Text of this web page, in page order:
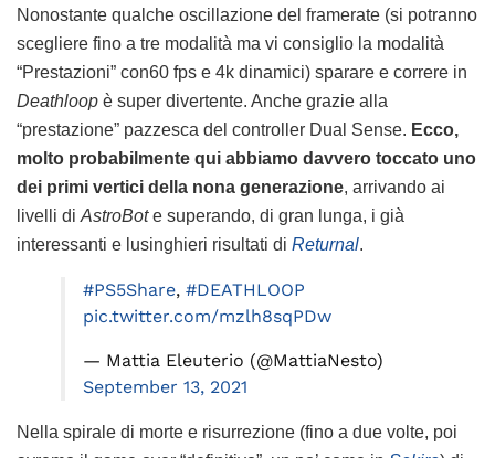
Nonostante qualche oscillazione del framerate (si potranno
scegliere fino a tre modalità ma vi consiglio la modalità
“Prestazioni” con60 fps e 4k dinamici) sparare e correre in
Deathloop è super divertente. Anche grazie alla
“prestazione” pazzesca del controller Dual Sense. Ecco,
molto probabilmente qui abbiamo davvero toccato uno
dei primi vertici della nona generazione, arrivando ai
livelli di AstroBote superando, di gran lunga, i già
interessanti e lusinghieri risultati di Returnal.
#PS5Share, #DEATHLOOP
pic.twitter.com/mzlh8sqPDw
— Mattia Eleuterio (@MattiaNesto)
September 13, 2021
Nella spirale di morte e risurrezione (fino a due volte, poi